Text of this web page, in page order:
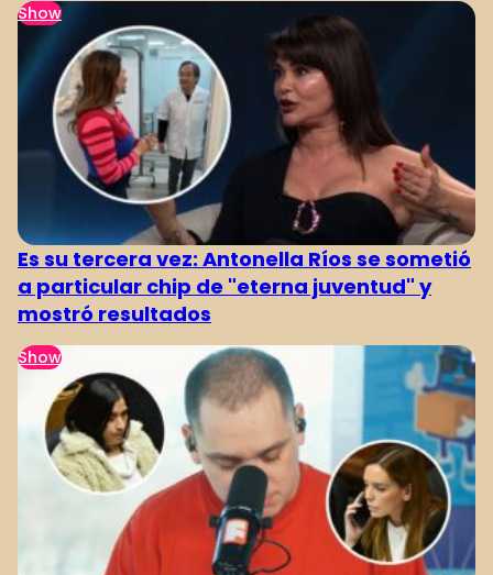
Show
Es su tercera vez: Antonella Ríos se sometió
a particular chip de "eterna juventud" y
mostró resultados
Show